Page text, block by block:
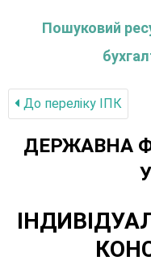
Пошуковий
До переліку IПК
ДЕРЖАВНА